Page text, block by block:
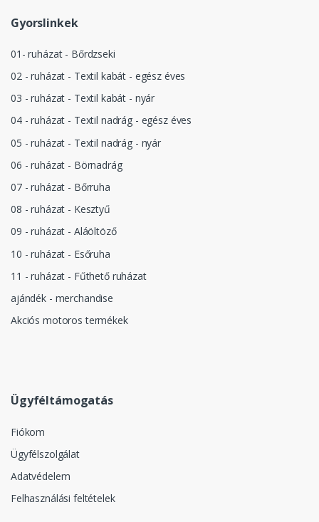
Gyorslinkek
01- ruházat - Bőrdzseki
02 - ruházat - Textil kabát - egész éves
03 - ruházat - Textil kabát - nyár
04 - ruházat - Textil nadrág - egész éves
05 - ruházat - Textil nadrág - nyár
06 - ruházat - Börnadrág
07 - ruházat - Bőrruha
08 - ruházat - Kesztyű
09 - ruházat - Aláöltöző
10 - ruházat - Esőruha
11 - ruházat - Fűthető ruházat
ajándék - merchandise
Akciós motoros termékek
Ügyféltámogatás
Fiókom
Ügyfélszolgálat
Adatvédelem
Felhasználási feltételek